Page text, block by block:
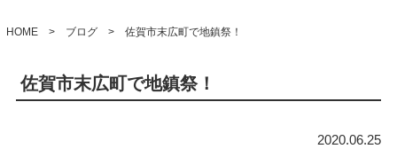
HOME > ブログ > 佐賀市末広町で地鎮祭！
佐賀市末広町で地鎮祭！
2020.06.25